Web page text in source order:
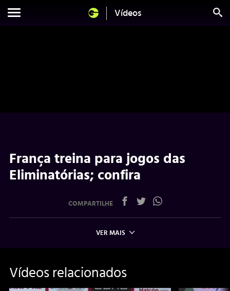
Vídeos
França treina para jogos das
Eliminatórias; confira
COMPARTILHE
VER MAIS
Vídeos relacionados